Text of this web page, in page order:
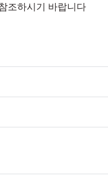
조하시기 바랍니다